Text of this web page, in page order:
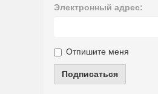
Электронный адрес:
Отпишите меня
Подписаться